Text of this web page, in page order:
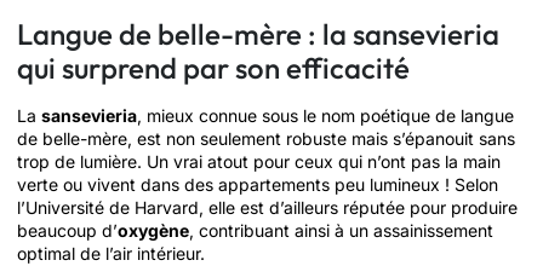
Langue de belle-mère : la sansevieria
qui surprend par son efficacité
La sansevieria, mieux connue sous le nom poétique de langue
de belle-mère, est non seulement robuste mais s’épanouit sans
trop de lumière. Un vrai atout pour ceux qui n’ont pas la main
verte ou vivent dans des appartements peu lumineux ! Selon
l’Université de Harvard, elle est d’ailleurs réputée pour produire
beaucoup d’oxygène, contribuant ainsi à un assainissement
optimal de l’air intérieur.